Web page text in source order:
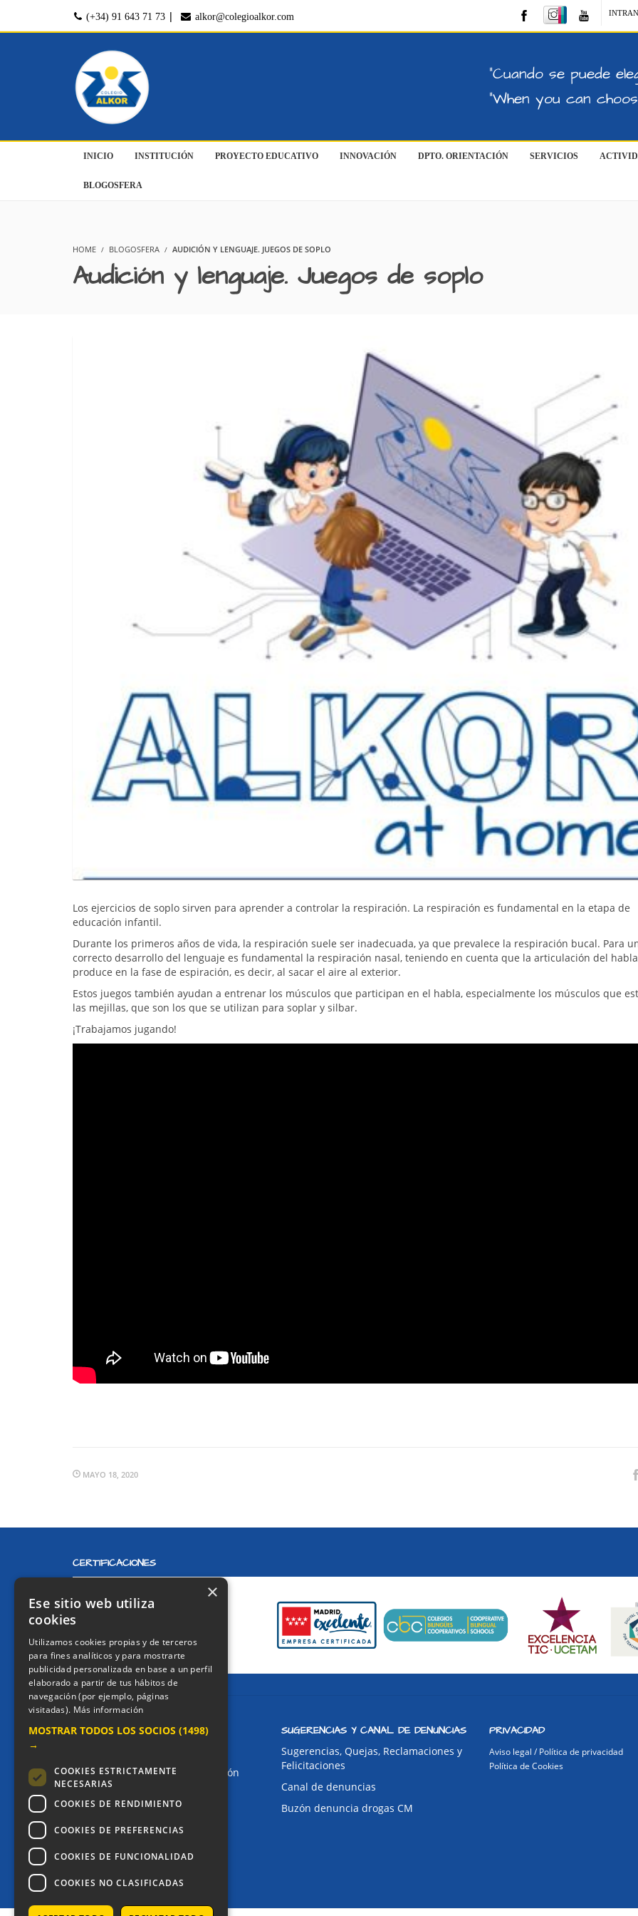
(+34) 91 643 71 73 | alkor@colegioalkor.com
"Cuando se puede
"When you can
INICIO INSTITUCIÓN PROYECTO EDUCATIVO INNOVACIÓN DPTO. ORIENTACIÓN SERVICIOS
BLOGOSFERA
HOME BLOGOSFERA AUDICIÓN Y LENGUAJE. JUEGOS DE SOPLO
Audición y lenguaje. Juegos de soplo
Los ejercicios de soplo sirven para aprender a controlar la respiración. La respiración es fundamental en la etapa de
educación infantil.
Durante los primeros años de vida, la respiración suele ser inadecuada, ya que prevalece la respiración bucal. Para
correcto desarrollo del lenguaje es fundamental la respiración nasal, teniendo en cuenta que la articulación del
produce en la fase de espiración, es decir, al sacar el aire al exterior.
Estos juegos también ayudan a entrenar los músculos que participan en el habla, especialmente los músculos que
las mejillas, que son los que se utilizan para soplar y silbar.
¡Trabajamos jugando!
MAYO 18, 2020
CERTIFICACIONES
CONTACTO
Avda. de Pablo Iglesias, 4. Alcorcón
Secretaría Infantil:91 643 61 33
Email:
SUGERENCIAS Y CANAL DE DENUNCIAS
Sugerencias, Quejas, Reclamaciones y
Felicitaciones
Canal de denuncias
Buzón denuncia drogas CM
PRIVACIDAD
Aviso legal / Política de privacidad
Política de Cookies
×
Ese sitio web utiliza
cookies
Utilizamos cookies propias y de terceros
para fines analíticos y para mostrarte
publicidad personalizada en base a un perfil
elaborado a partir de tus hábitos de
navegación (por ejemplo, páginas
visitadas). Más información
MOSTRAR TODOS LOS SOCIOS (1498)
→
COOKIES ESTRICTAMENTE
NECESARIAS
COOKIES DE RENDIMIENTO
COOKIES DE PREFERENCIAS
COOKIES DE FUNCIONALIDAD
COOKIES NO CLASIFICADAS